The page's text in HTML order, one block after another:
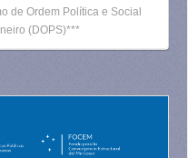
de Ordem Política e Social
(DOPS)***